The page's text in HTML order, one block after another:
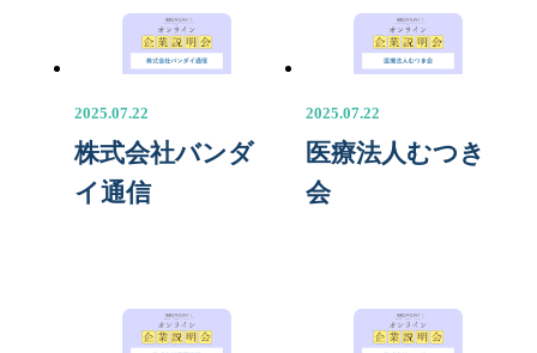
2025.07.22
株式会社バンダ
イ通信
2025.07.22
医療法人むつき
会